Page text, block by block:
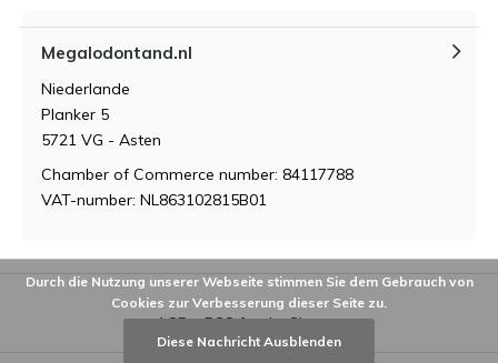
Megalodontand.nl
Niederlande
Planker 5
5721 VG - Asten
Chamber of Commerce number: 84117788
VAT-number: NL863102815B01
AGB RSS feed Sitemap
Durch die Nutzung unserer Webseite stimmen Sie dem Gebrauch von
Cookies zur Verbesserung dieser Seite zu.
Diese Nachricht Ausblenden